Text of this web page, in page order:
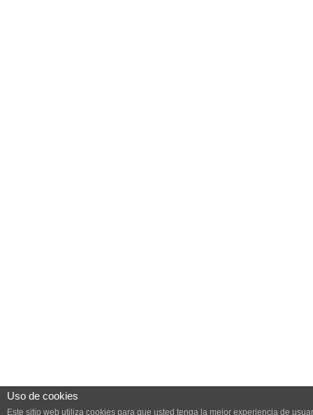
Uso de cookies
Este sitio web utiliza cookies para que usted tenga la mejor experiencia de